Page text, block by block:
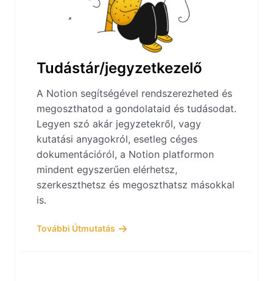
Tudástár/jegyzetkezelő
A Notion segítségével rendszerezheted és
megoszthatod a gondolataid és tudásodat.
Legyen szó akár jegyzetekről, vagy
kutatási anyagokról, esetleg céges
dokumentációról, a Notion platformon
mindent egyszerűen elérhetsz,
szerkeszthetsz és megoszthatsz másokkal
is.
További Útmutatás